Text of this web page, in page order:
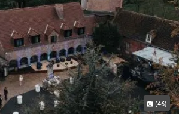
(46)